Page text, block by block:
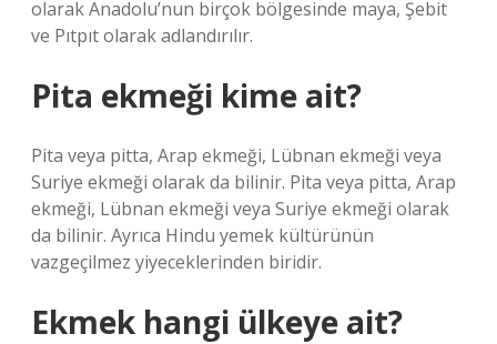
olarak Anadolu’nun birçok bölgesinde maya, Şebit
ve Pıtpıt olarak adlandırılır.
Pita ekmeği kime ait?
Pita veya pitta, Arap ekmeği, Lübnan ekmeği veya
Suriye ekmeği olarak da bilinir. Pita veya pitta, Arap
ekmeği, Lübnan ekmeği veya Suriye ekmeği olarak
da bilinir. Ayrıca Hindu yemek kültürünün
vazgeçilmez yiyeceklerinden biridir.
Ekmek hangi ülkeye ait?